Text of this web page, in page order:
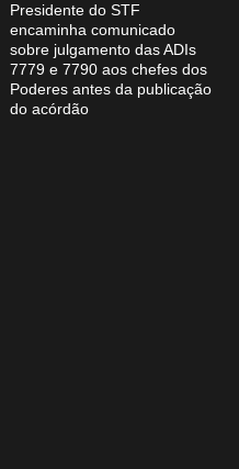
Presidente do STF
encaminha comunicado
sobre julgamento das ADIs
7779 e 7790 aos chefes dos
Poderes antes da publicação
do acórdão